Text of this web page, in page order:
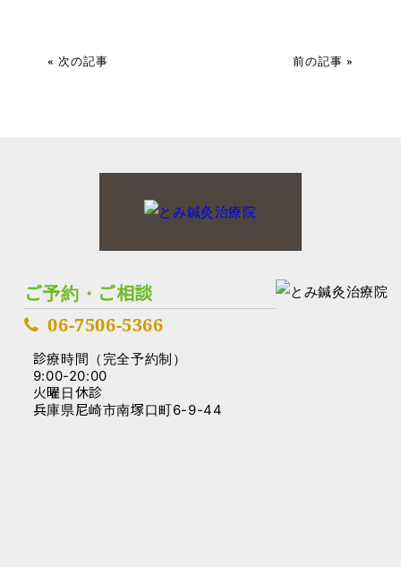
« 次の記事 前の記事 »
ご予約・ご相談
06-7506-5366
診療時間（完全予約制）
9:00-20:00
火曜日休診
兵庫県尼崎市南塚口町6-9-44